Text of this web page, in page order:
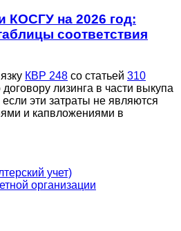
КОСГУ на 2026 год:
соответствия
КВР 248 со статьей 310
лизинга в части выкупа
эти затраты не являются
и капвложениями в
учет)
организации